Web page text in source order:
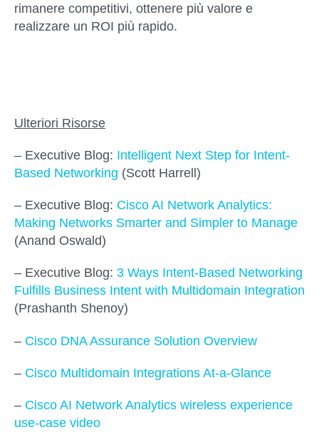
rimanere competitivi, ottenere più valore e
realizzare un ROI più rapido.
Ulteriori Risorse
– Executive Blog: Intelligent Next Step for Intent-
Based Networking (Scott Harrell)
– Executive Blog: Cisco AI Network Analytics:
Making Networks Smarter and Simpler to Manage
(Anand Oswald)
– Executive Blog: 3 Ways Intent-Based Networking
Fulfills Business Intent with Multidomain Integration
(Prashanth Shenoy)
– Cisco DNA Assurance Solution Overview
– Cisco Multidomain Integrations At-a-Glance
– Cisco AI Network Analytics wireless experience
use-case video